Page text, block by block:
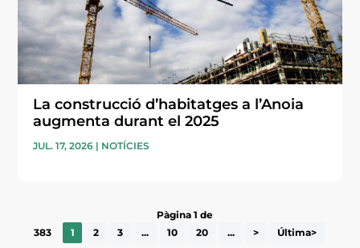
La construcció d’habitatges a l’Anoia
augmenta durant el 2025
JUL. 17, 2026 | NOTÍCIES
Pàgina 1 de
383
1 2 3 ... 10 20 ... > Última>